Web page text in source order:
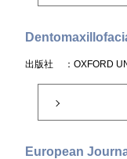
出版社 ：OXFORD
European